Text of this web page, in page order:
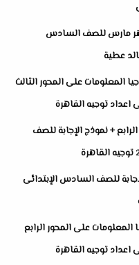
شهر مارس للصف السادس
المعلومات على المحور الثالث
اعداد توجيه القاهرة
+ نموذج الإجابة للصف
للصف السادس الإبتدائى
المعلومات على المحور الرابع
اعداد توجيه القاهرة